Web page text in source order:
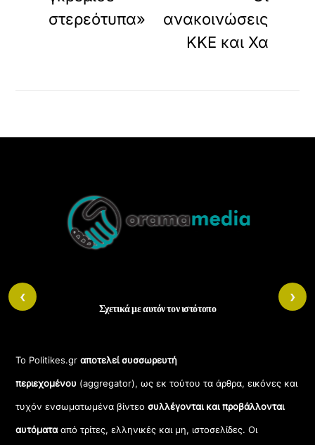
στερεότυπα»
ανακοινώσεις
ΚΚΕ και Χα
Top
Σχετικά με αυτόν τον ιστότοπο
Το Politikes.grαποτελεί συσσωρευτή
περιεχομένου (aggregator), ως εκ τούτου τα άρθρα, εικόνες και
τυχόν ενσωματωμένα βίντεοσυλλέγονται και προβάλλονται
αυτόματααπό τρίτες, ελληνικές και μη, ιστοσελίδες. Οι
‹ ›